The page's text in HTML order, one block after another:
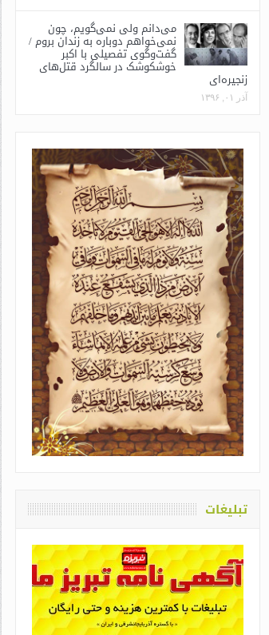
می‌دانم ولی نمی‌گویم، چون
نمی‌خواهم دوباره به زندان بروم /
گفت‌وگوی تفصیلی با اکبر
خوشکوشک در سالگرد قتل‌های
زنجیره‌ای
آذر ۰۱, ۱۳۹۶
تبلیغات
سلامت قلم
حمیدی